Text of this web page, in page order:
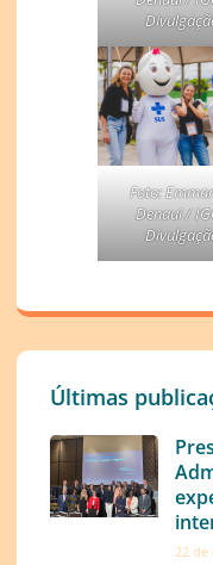
Foto:
Denaui /
Últimas
22 de